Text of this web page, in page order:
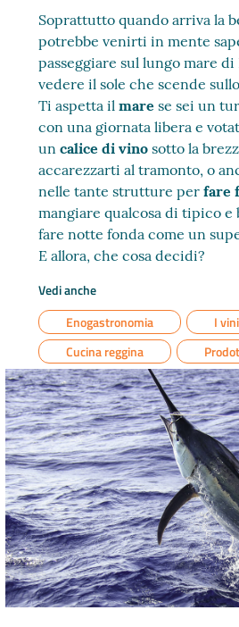
Soprattutto quando arriva la
potrebbe venirti in mente
passeggiare sul lungo mare di
vedere il sole che scende
Ti aspetta ilmarese sei un
con una giornata libera e
uncalice di vino sotto la
accarezzarti al tramonto, o
nelle tante strutture perfare
mangiare qualcosa di tipico e
fare notte fonda come un
E allora, che cosa decidi?
Vedi anche
Enogastronomia
I
Cucina reggina